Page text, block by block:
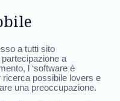
a tutti sito
a
l ‘software è
ricerca possibile lovers e
una preoccupazione.